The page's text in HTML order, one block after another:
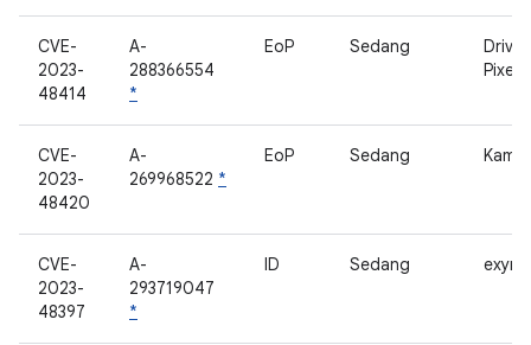
CVE-
2023-
48414
A-
288366554
*
EoP Sedang
Pixel
CVE-
2023-
48420
A-
269968522 *
EoP Sedang
CVE-
2023-
48397
A-
293719047
*
ID Sedang